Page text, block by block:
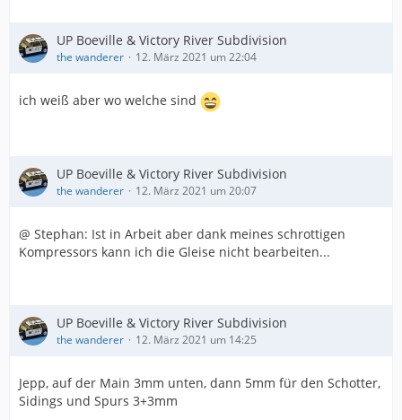
UP Boeville & Victory River Subdivision
the wanderer 12. März 2021 um 22:04
ich weiß aber wo welche sind
UP Boeville & Victory River Subdivision
the wanderer 12. März 2021 um 20:07
@ Stephan: Ist in Arbeit aber dank meines schrottigen
Kompressors kann ich die Gleise nicht bearbeiten...
UP Boeville & Victory River Subdivision
the wanderer 12. März 2021 um 14:25
Jepp, auf der Main 3mm unten, dann 5mm für den Schotter,
Sidings und Spurs 3+3mm